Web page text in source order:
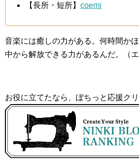
【長所・短所】coemi
音楽には癒しの力がある。何時間か
中から解放できる力があるんだ。（エ
お役に立てたなら、ぽちっと応援ク